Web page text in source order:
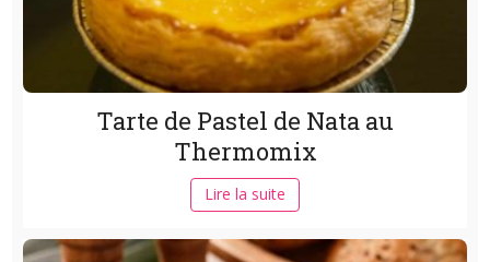
Tarte de Pastel de Nata au
Thermomix
Lire la suite